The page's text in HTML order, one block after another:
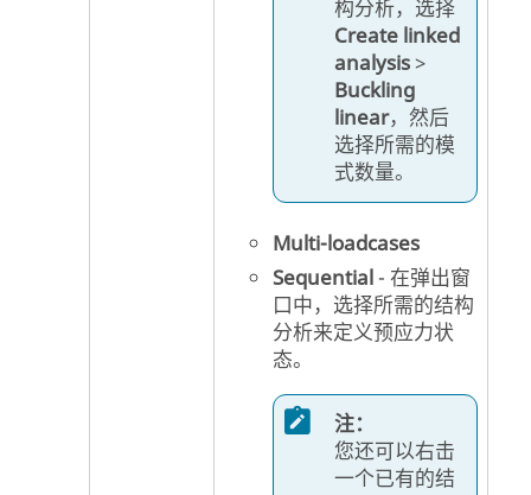
构分析，选择
Create linked
analysis>
Buckling
linear，然后
选择所需的模
式数量。
Multi-loadcases
Sequential- 在弹出窗
口中，选择所需的结构
分析来定义预应力状
态。
注：
您还可以右击
一个已有的结